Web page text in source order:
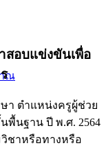
ณ
สอบแข่งขันเพื่อ
า ตำแหน่งครูผู้ช่วย
นฐาน ปี พ.ศ. 2564
วิชาหรือทางหรือ